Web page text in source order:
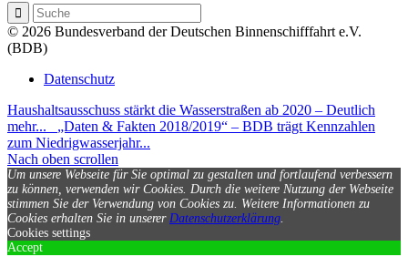
© 2026 Bundesverband der Deutschen Binnenschifffahrt e.V.
(BDB)
Datenschutz
Haushaltsausschuss stärkt die Wasserstraßen ab 2020 – Deutlich
mehr...
„Daten & Fakten 2018/2019“ – BDB trägt Kennzahlen
zum Niedrigwasserjahr...
Nach oben scrollen
Um unsere Webseite für Sie optimal zu gestalten und fortlaufend verbessern
zu können, verwenden wir Cookies. Durch die weitere Nutzung der Webseite
stimmen Sie der Verwendung von Cookies zu. Weitere Informationen zu
Cookies erhalten Sie in unserer Datenschutzerklärung
Cookies settings
Accept